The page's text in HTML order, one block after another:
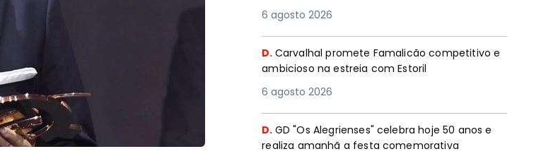
6 agosto 2026
D. Carvalhal promete Famalicão competitivo e
ambicioso na estreia com Estoril
6 agosto 2026
D. GD "Os Alegrienses" celebra hoje 50 anos e
realiza amanhã a festa comemorativa